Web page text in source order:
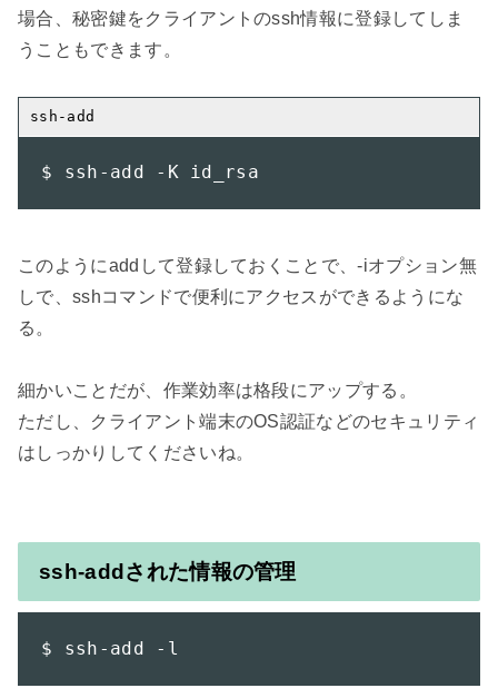
場合、秘密鍵をクライアントのssh情報に登録してしま
うこともできます。
$ ssh-add -K id_rsa
このようにaddして登録しておくことで、-iオプション無
しで、sshコマンドで便利にアクセスができるようにな
る。
細かいことだが、作業効率は格段にアップする。
ただし、クライアント端末のOS認証などのセキュリティ
はしっかりしてくださいね。
ssh-addされた情報の管理
$ ssh-add -l